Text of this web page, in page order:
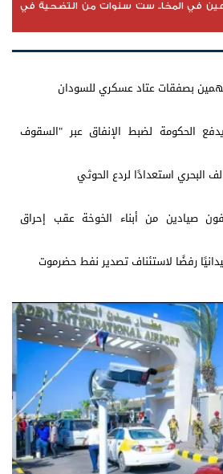
في المخا.. ست سنوات من التضحية في
بصفقات عتاد عسكري للسودان
الحكومة لضبط الإنفاق عبر "السقوف
البحري استعدادًا لردع الحوثي
صيادين من أبناء الخوخة عقب إحراق
رفضًا لاستئناف تصدير نفط حضرموت